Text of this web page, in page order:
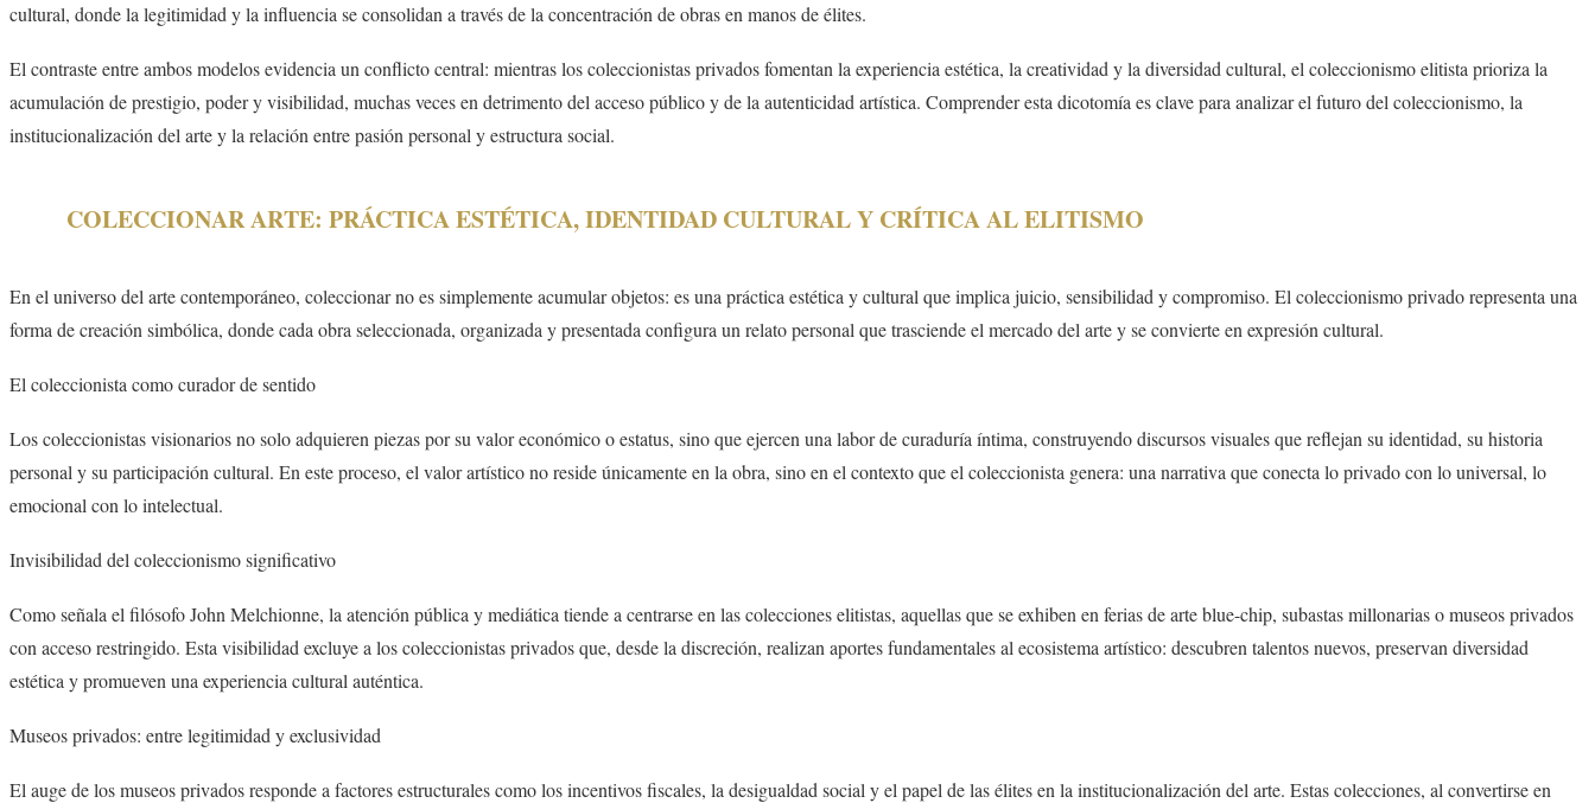
cultural, donde la legitimidad y la influencia se consolidan a través de la concentración de obras en manos de élites.
El contraste entre ambos modelos evidencia un conflicto central: mientras los coleccionistas privados fomentan la experiencia estética, la creatividad y la diversidad cultural, el coleccionismo elitista prioriza la
acumulación de prestigio, poder y visibilidad, muchas veces en detrimento del acceso público y de la autenticidad artística. Comprender esta dicotomía es clave para analizar el futuro del coleccionismo, la
institucionalización del arte y la relación entre pasión personal y estructura social.
COLECCIONAR ARTE: PRÁCTICA ESTÉTICA, IDENTIDAD CULTURAL Y CRÍTICA AL ELITISMO
En el universo del arte contemporáneo, coleccionar no es simplemente acumular objetos: es una práctica estética y cultural que implica juicio, sensibilidad y compromiso. El coleccionismo privado representa una
forma de creación simbólica, donde cada obra seleccionada, organizada y presentada configura un relato personal que trasciende el mercado del arte y se convierte en expresión cultural.
El coleccionista como curador de sentido
Los coleccionistas visionarios no solo adquieren piezas por su valor económico o estatus, sino que ejercen una labor de curaduría íntima, construyendo discursos visuales que reflejan su identidad, su historia
personal y su participación cultural. En este proceso, el valor artístico no reside únicamente en la obra, sino en el contexto que el coleccionista genera: una narrativa que conecta lo privado con lo universal, lo
emocional con lo intelectual.
Invisibilidad del coleccionismo significativo
Como señala el filósofo John Melchionne, la atención pública y mediática tiende a centrarse en las colecciones elitistas, aquellas que se exhiben en ferias de arte blue-chip, subastas millonarias o museos privados
con acceso restringido. Esta visibilidad excluye a los coleccionistas privados que, desde la discreción, realizan aportes fundamentales al ecosistema artístico: descubren talentos nuevos, preservan diversidad
estética y promueven una experiencia cultural auténtica.
Museos privados: entre legitimidad y exclusividad
El auge de los museos privados responde a factores estructurales como los incentivos fiscales, la desigualdad social y el papel de las élites en la institucionalización del arte. Estas colecciones, al convertirse en